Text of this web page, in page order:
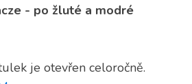
- po žluté a modré
je otevřen celoročně.